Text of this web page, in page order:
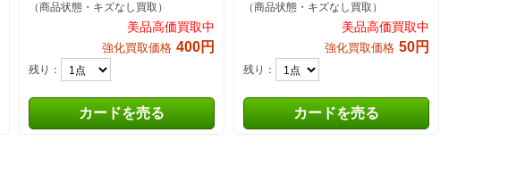
（商品状態・キズなし買取）
美品高価買取中
強化買取価格 400円
残り：
カードを売る
（商品状態・キズなし買取）
美品高価買取中
強化買取価格 50円
残り：
カードを売る